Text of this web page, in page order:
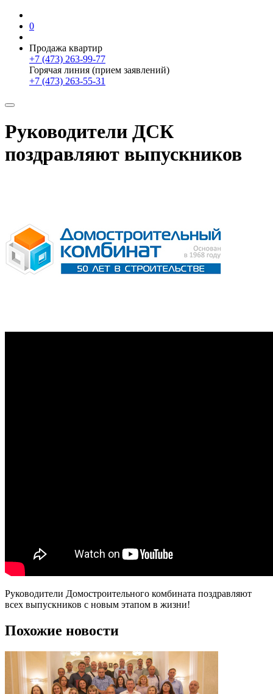
0
Продажа квартир
+7 (473) 263-99-77
Горячая линия (прием заявлений)
+7 (473) 263-55-31
Руководители ДСК
поздравляют выпускников
Руководители Домостроительного комбината поздравляют
всех выпускников с новым этапом в жизни!
Похожие новости